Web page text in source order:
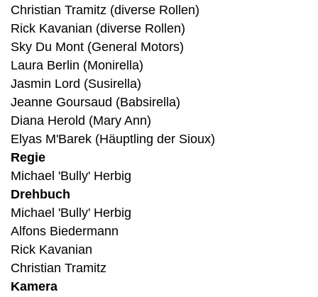
Christian Tramitz (diverse Rollen)
Rick Kavanian (diverse Rollen)
Sky Du Mont (General Motors)
Laura Berlin (Monirella)
Jasmin Lord (Susirella)
Jeanne Goursaud (Babsirella)
Diana Herold (Mary Ann)
Elyas M'Barek (Häuptling der Sioux)
Regie
Michael 'Bully' Herbig
Drehbuch
Michael 'Bully' Herbig
Alfons Biedermann
Rick Kavanian
Christian Tramitz
Kamera